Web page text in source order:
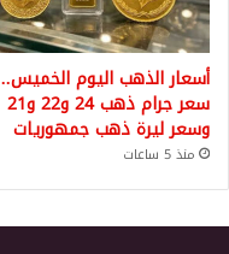
أسعار الذهب اليوم الخميس..
سعر جرام ذهب 24 و22 و21
وسعر ليرة ذهب جمهوريات
منذ 5 ساعات